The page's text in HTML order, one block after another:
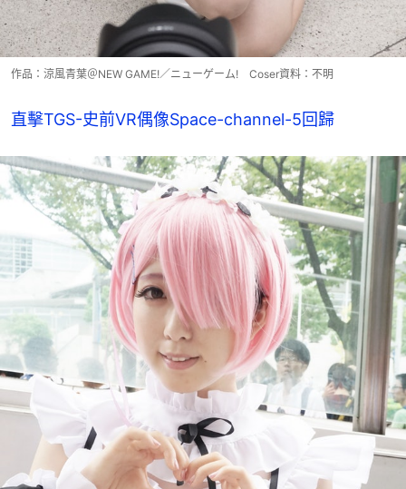
作品：涼風青葉＠NEW GAME!／ニューゲーム! Coser資料：不明
直擊TGS-史前VR偶像Space-channel-5回歸